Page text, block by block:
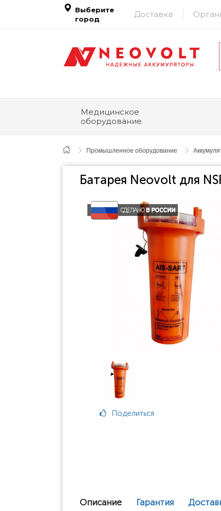
Выберите
город
Доставка
Медицинское
оборудование
Промышленное оборудование
Батарея Neovolt для
Поделиться
Описание Гарантия